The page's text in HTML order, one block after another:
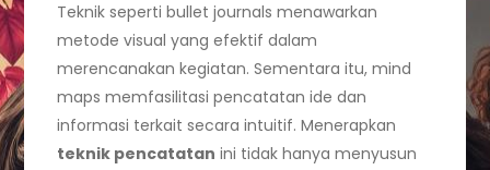
Teknik seperti bullet journals menawarkan
metode visual yang efektif dalam
merencanakan kegiatan. Sementara itu, mind
maps memfasilitasi pencatatan ide dan
informasi terkait secara intuitif. Menerapkan
teknik pencatatan ini tidak hanya menyusun